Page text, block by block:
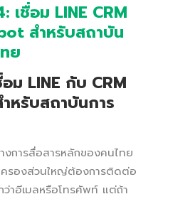
เชื่อม LINE CRM
สำหรับสถาบัน
ย
อม LINE กับ CRM
หรับสถาบันการ
งการสื่อสารหลักของคนไทย
รองส่วนใหญ่ต้องการติดต่อ
ว่าอีเมลหรือโทรศัพท์ แต่ถ้า